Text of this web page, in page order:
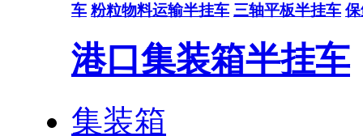
车 粉粒物料运输半挂车 三轴平板半挂车
港口集装箱半挂车
集装箱